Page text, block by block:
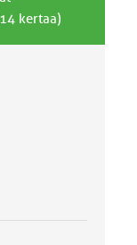
kertaa)